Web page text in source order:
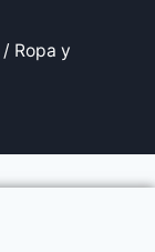
/ Ropa y